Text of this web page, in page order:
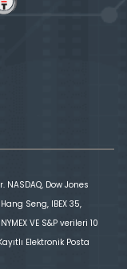
Dow Jones
Seng, IBEX 35,
VE S&P verileri 10
Elektronik Posta